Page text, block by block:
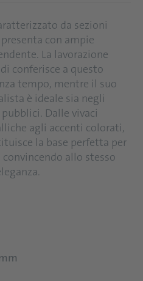
da sezioni
con ampie
La lavorazione
conferisce a questo
tempo, mentre il suo
è ideale sia negli
Dalle vivaci
agli accenti colorati,
la base perfetta per
allo stesso